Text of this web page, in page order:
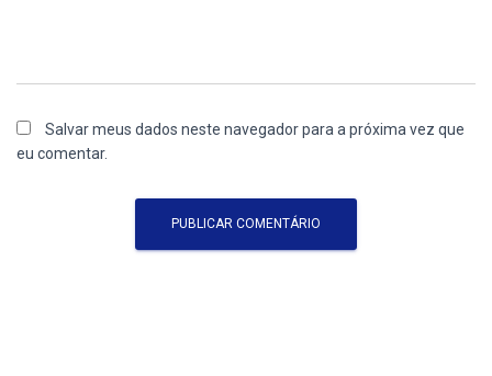
Salvar meus dados neste navegador para a próxima vez que
eu comentar.